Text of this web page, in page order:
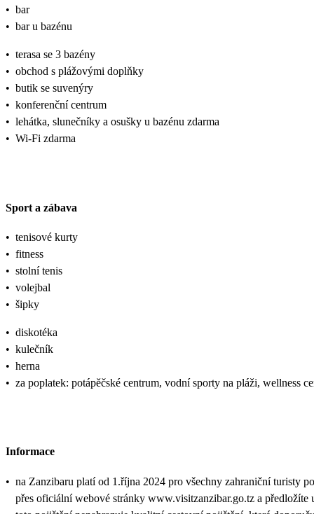
• bar
• bar u bazénu
• terasa se 3 bazény
• obchod s plážovými doplňky
• butik se suvenýry
• konferenční centrum
• lehátka, slunečníky a osušky u bazénu zdarma
• Wi-Fi zdarma
Sport a zábava
• tenisové kurty
• fitness
• stolní tenis
• volejbal
• šipky
• diskotéka
• kulečník
• herna
• za poplatek: potápěčské centrum, vodní sporty na pláži, wellness
Informace
• na Zanzibaru platí od 1.října 2024 pro všechny zahraniční turisty
přes oficiální webové stránky www.visitzanzibar.go.tz a předložíte